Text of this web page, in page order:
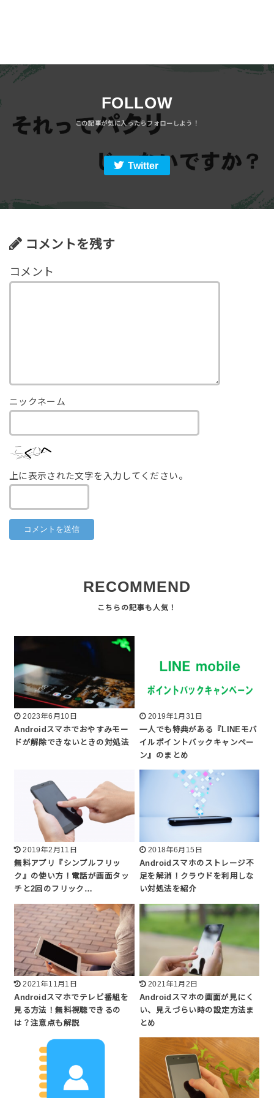
FOLLOW
Twitter
コメントを残す
ニックネーム
上に表示された文字を入力してください。
RECOMMEND
2023年6月10日
Androidスマホでおやすみモー
ドが解除できないときの対処法
2019年1月31日
一人でも特典がある『LINEモバ
イルポイントバックキャンペー
ン』のまとめ
2019年2月11日
無料アプリ『シンプルフリッ
ク』の使い方！電話が画面タッ
チと2回のフリック…
2018年6月15日
Androidスマホのストレージ不
足を解消！クラウドを利用しな
い対処法を紹介
2021年11月1日
Androidスマホでテレビ番組を
見る方法！無料視聴できるの
は？注意点も解説
2021年1月2日
Androidスマホの画面が見にく
い、見えづらい時の設定方法ま
とめ